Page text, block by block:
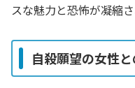
スな魅力と恐怖が凝縮さ
自殺願望の女性